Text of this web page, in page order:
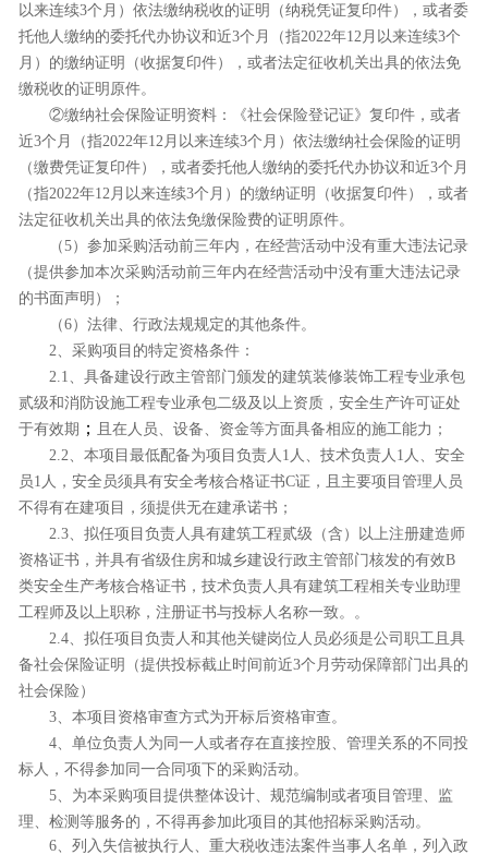
以来连续3个月）依法缴纳税收的证明（纳税凭证复印件），或者委
托他人缴纳的委托代办协议和近3个月（指2022年12月 以来连续3个
月）的缴纳证明（收据复印件），或者法定征收机关出具的依法免
缴税收的证明原件。
②缴纳社会保险证明资料：《社会保险登记证》复印件，或者
近3个月（指2022年12月 以来连续3个月）依法缴纳社会保险的证明
（缴费凭证复印件），或者委托他人缴纳的委托代办协议和近3个月
（指2022年12月 以来连续3个月）的缴纳证明（收据复印件），或者
法定征收机关出具的依法免缴保险费的证明原件。
（5）参加采购活动前三年内，在经营活动中没有重大违法记录
（提供参加本次采购活动前三年内在经营活动中没有重大违法记录
的书面声明）；
（6）法律、行政法规规定的其他条件。
2、采购项目的特定资格条件：
2.1、 具备建设行政主管部门颁发的建筑装修装饰工程专业承包
贰级和消防设施工程专业承包二级及以上资质，安全生产许可证处
于有效期 ； 且 在人员、设备、资金等方面具备相应的施工能力；
2.2、本项目最低配备为项目负责人1人、技术负责人1人、安全
员1人，安全员须具有安全考核合格证书C证，且主要项目管理人员
不得有在建项目，须提供无在建承诺书；
2.3、拟任项目负责人具有建筑工程贰级（含）以上注册建造师
资格证书，并具有省级住房和城乡建设行政主管部门核发的有效B
类安全生产考核合格证书，技术负责人具有建筑工程相关专业助理
工程师及以上职称 ， 注册证书与投标人名称一致。。
2.4、拟任项目负责人和其他关键岗位人员必须是公司职工且具
备社会保险证明（提供投标截止时间前近3个月劳动保障部门出具的
社会保险 ）
3、本项目资格审查方式为开标后资格审查。
4、单位负责人为同一人或者存在直接控股、管理关系的不同投
标人，不得参加同一合同项下的采购活动。
5、为本采购项目提供整体设计、规范编制或者项目管理、监
理、检测等服务的，不得再参加此项目的其他招标采购活动。
6、列入失信被执行人、重大税收违法案件当事人名单，列入政